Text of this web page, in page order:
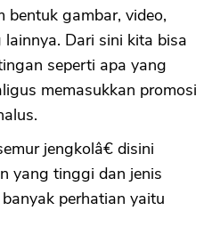
gambar, video,
Dari sini kita bisa
seperti apa yang
memasukkan promosi
jengkolâ€ disini
yang tinggi dan jenis
perhatian yaitu